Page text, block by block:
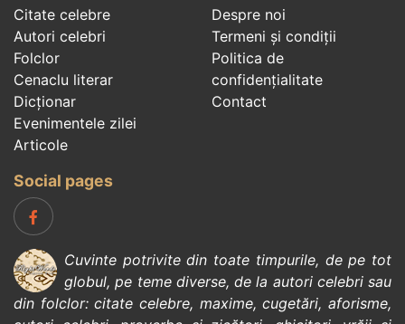
Citate celebre
Autori celebri
Folclor
Cenaclu literar
Dicționar
Evenimentele zilei
Articole
Despre noi
Termeni și condiții
Politica de
confidenţialitate
Contact
Social pages
Cuvinte potrivite din toate timpurile, de pe tot
globul, pe teme diverse, de la autori celebrisau
din folclor:citate celebre, maxime,cugetări,aforisme,